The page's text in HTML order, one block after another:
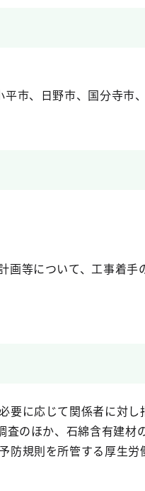
平市、日野市、国分寺市
等について、工事着
に応じて関係者に対し
のほか、石綿含有建材
規則を所管する厚生